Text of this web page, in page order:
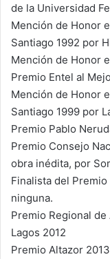
de la Universidad
Mención de Honor
Santiago 1992 por
Mención de Honor
Premio Entel al
Mención de Honor
Santiago 1999 por
Premio Pablo
Premio Consejo
obra inédita, por
Finalista del
ninguna.
Premio Regional
Lagos 2012
Premio Altazor